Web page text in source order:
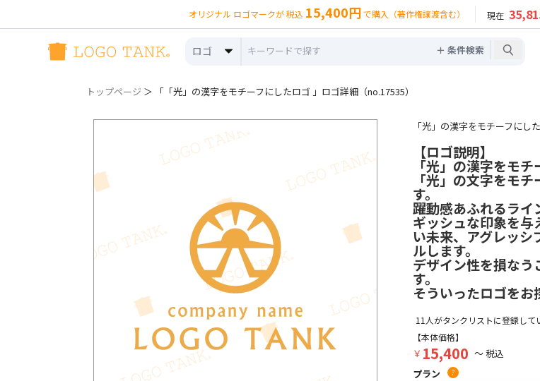
オリジナル ロゴマークが 税込 15,400円 で購入（著作権譲渡含む） 現在
ロゴ ＋ 条件検索
トップページ ＞ 「「光」の漢字をモチーフにしたロゴ 」ロゴ詳細（no.17535）
「光」の漢字をモチーフにし
【ロゴ説明】
「光」の漢字をモチ
「光」の文字をモ
す。
躍動感あふれるライ
ギッシュな印象を与
い未来、アグレッシ
ルします。
デザイン性を損なう
す。
そういったロゴをお
11 人がタンクリストに登録して
【本体価格】
￥ 15,400 ～ 税込
プラン
?